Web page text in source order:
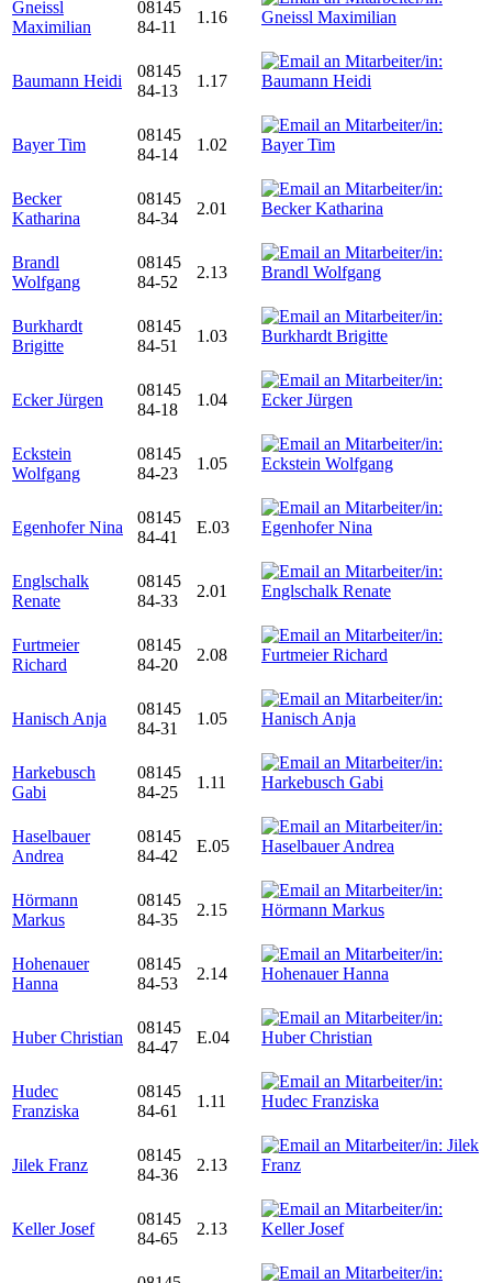
Gneissl
Maximilian
08145
84-11
1.16
Baumann Heidi
08145
84-13
1.17
Bayer Tim
08145
84-14
1.02
Becker
Katharina
08145
84-34
2.01
Brandl
Wolfgang
08145
84-52
2.13
Burkhardt
Brigitte
08145
84-51
1.03
Ecker Jürgen
08145
84-18
1.04
Eckstein
Wolfgang
08145
84-23
1.05
Egenhofer Nina
08145
84-41
E.03
Englschalk
Renate
08145
84-33
2.01
Furtmeier
Richard
08145
84-20
2.08
Hanisch Anja
08145
84-31
1.05
Harkebusch
Gabi
08145
84-25
1.11
Haselbauer
Andrea
08145
84-42
E.05
Hörmann
Markus
08145
84-35
2.15
Hohenauer
Hanna
08145
84-53
2.14
Huber Christian
08145
84-47
E.04
Hudec
Franziska
08145
84-61
1.11
Jilek Franz
08145
84-36
2.13
Keller Josef
08145
84-65
2.13